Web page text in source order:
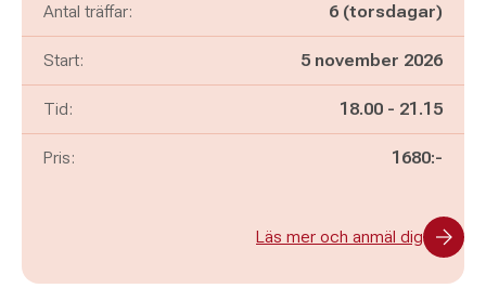
Antal träffar: 6 (torsdagar)
Start: 5 november 2026
Tid: Pågår mellan
18.00 - och
21.15
Pris: 1680:-
Läs mer och anmäl dig